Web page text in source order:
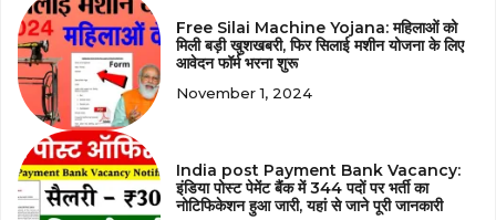
Free Silai Machine Yojana: महिलाओं को
मिली बड़ी खुशखबरी, फिर सिलाई मशीन योजना के लिए
आवेदन फॉर्म भरना शुरू
November 1, 2024
India post Payment Bank Vacancy:
इंडिया पोस्ट पेमेंट बैंक में 344 पदों पर भर्ती का
नोटिफिकेशन हुआ जारी, यहां से जाने पूरी जानकारी